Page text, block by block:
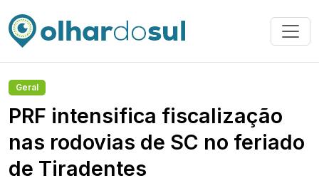
Geral
PRF intensifica fiscalização
nas rodovias de SC no feriado
de Tiradentes